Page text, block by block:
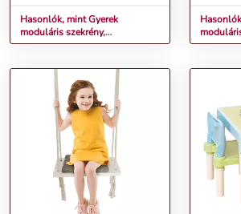
Hasonlók, mint Gyerek
moduláris szekrény,
szürke/gyerek minta, HAKON